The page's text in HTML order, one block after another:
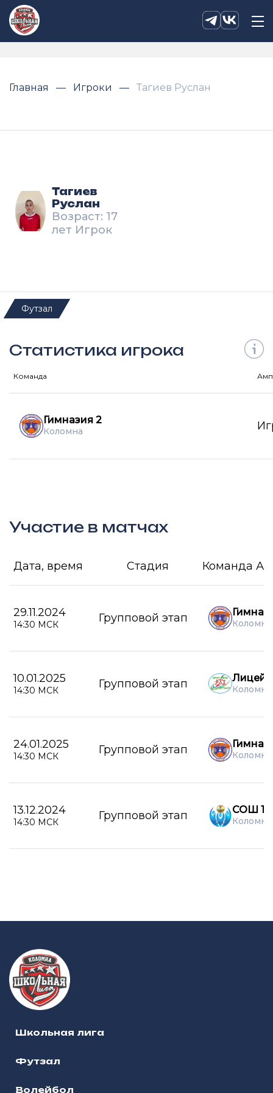
Главная Игроки Тагиев Руслан
Тагиев
Руслан
Возраст: 17
лет Игрок
Футзал
Статистика игрока
Команда
Гимназия 2
Коломна
Участие в матчах
Дата, время Стадия Команда А
29.11.2024
14:30 МСК Групповой этап Коломна
10.01.2025
14:30 МСК Групповой этап Лицей
Коломна
24.01.2025
14:30 МСК Групповой этап Коломна
13.12.2024
14:30 МСК Групповой этап СОШ 16
Коломна
Школьная лига
Футзал
Волейбол